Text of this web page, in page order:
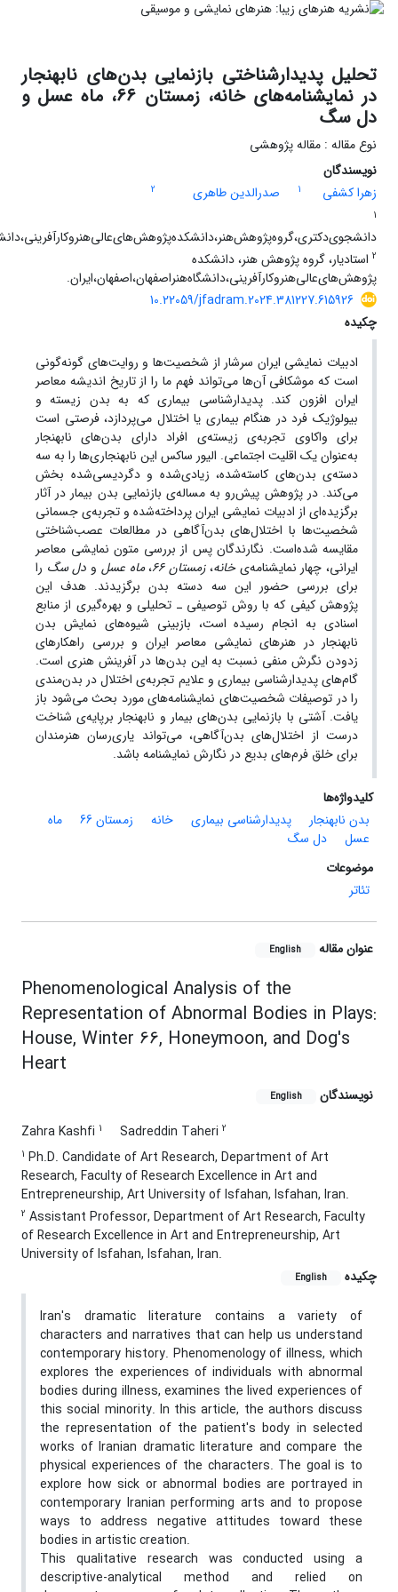
تحلیل پدیدارشناختی بازنمایی بدن‌های نابهنجار
در نمایشنامه‌های خانه، زمستان 66، ماه عسل و
دل سگ
نوع مقاله : مقاله پژوهشی
نویسندگان
زهرا کشفی
1 صدرالدین طاهری
2
1
2 استادیار،‌ گروه‌ پژوهش‌ هنر،‌ دانشکده‌
پژوهش‌های‌عالی‌هنر‌و‌کارآفرینی،‌دانشگاه‌هنر‌اصفهان،‌اصفهان،‌ایران.
10.22059/jfadram.2024.381227.615926
چکیده
ادبیات نمایشی ایران سرشار از شخصیت‌ها و روایت‌های گونه‌گونی
است که موشکافی آن‌ها می‌تواند فهم ما را از تاریخ اندیشه معاصر
ایران افزون کند. پدیدارشناسی بیماری که به بدن زیسته و
بیولوژیک فرد در هنگام بیماری یا اختلال می‌پردازد، فرصتی است
برای واکاوی تجربه‌ی زیسته‌ی افراد دارای بدن‌های نابهنجار
به‌عنوان یک اقلیت اجتماعی. الیور ساکس این نابهنجاری‌ها را به سه
دسته‌ی بدن‌های کاسته‌شده، زیادی‌‌شده و دگردیسی‌شده بخش
می‌کند. در پژوهش پیش‌رو به مساله‌ی بازنمایی بدن بیمار در آثار
برگزیده‌ای از ادبیات نمایشی ایران پرداخته‌شده و تجربه‌ی جسمانی
شخصیت‌ها با اختلال‌های بدن‌آگاهی در مطالعات عصب‌شناختی
مقایسه شده‌است. نگارندگان پس از بررسی متون نمایشی معاصر
ایرانی، چهار نمایشنامه‌یخانه،زمستان 66 ،ماه عسل و دل سگ را
برای بررسی حضور این سه دسته بدن برگزیدند. هدف این
پژوهش کیفی که با روش توصیفی ـ تحلیلی و بهره‌گیری از منابع
اسنادی به انجام رسیده است، بازبینی شیوه‌های نمایش بدن
نابهنجار در هنرهای نمایشی معاصر ایران و بررسی راهکارهای
زدودن نگرش منفی نسبت به این بدن‌ها در آفرینش هنری است.
گام‌های پدیدارشناسی بیماری و علایم تجربه‌ی اختلال در بدن‌مندی
را در توصیفات شخصیت‌های نمایشنامه‌های مورد بحث می‌شود باز
یافت. آشتی با بازنمایی بدن‌های بیمار و نابهنجار برپایه‌ی شناخت
درست از اختلال‌های بدن‌آگاهی، می‌تواند یاری‌رسان هنرمندان
برای خلق فرم‌های بدیع در نگارش نمایشنامه باشد.
کلیدواژه‌ها
بدن نابهنجار
پدیدارشناسی بیماری خانه زمستان 66
ماه
عسل
دل سگ
موضوعات
تئاتر
عنوان مقاله English
Phenomenological Analysis of the
Representation of Abnormal Bodies in Plays:
House, Winter 66, Honeymoon, and Dog's
Heart
نویسندگان English
Zahra Kashfi 1 Sadreddin Taheri 2
1 Ph.D. Candidate of Art Research, Department of Art
Research, Faculty of Research Excellence in Art and
Entrepreneurship, Art University of Isfahan, Isfahan, Iran.
2 Assistant Professor, Department of Art Research, Faculty
of Research Excellence in Art and Entrepreneurship, Art
University of Isfahan, Isfahan, Iran.
چکیده
English
Iran's dramatic literature contains a variety of
characters and narratives that can help us understand
contemporary history. Phenomenology of illness, which
explores the experiences of individuals with abnormal
bodies during illness, examines the lived experiences of
this social minority. In this article, the authors discuss
the representation of the patient's body in selected
works of Iranian dramatic literature and compare the
physical experiences of the characters. The goal is to
explore how sick or abnormal bodies are portrayed in
contemporary Iranian performing arts and to propose
ways to address negative attitudes toward these
bodies in artistic creation.
This qualitative research was conducted using a
descriptive-analytical method and relied on